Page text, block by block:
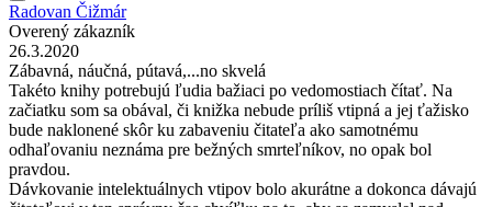
Radovan Čižmár
Overený zákazník
26.3.2020
Zábavná, náučná, pútavá,...no skvelá
Takéto knihy potrebujú ľudia bažiaci po vedomostiach čítať. Na
začiatku som sa obával, či knižka nebude príliš vtipná a jej ťažisko
bude naklonené skôr ku zabaveniu čitateľa ako samotnému
odhaľovaniu neznáma pre bežných smrteľníkov, no opak bol
pravdou.
Dávkovanie intelektuálnych vtipov bolo akurátne a dokonca dávajú